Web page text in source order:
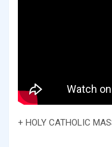
+ HOLY CATHOLIC